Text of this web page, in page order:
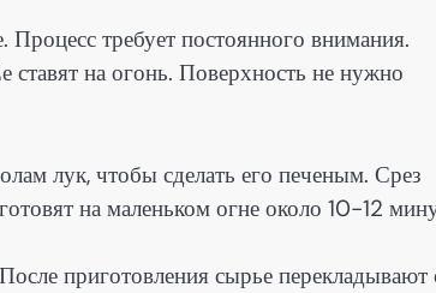
требует постоянного внимания.
на огонь. Поверхность не нужно
лук, чтобы сделать его печеным. Срез
на маленьком огне около 10-12
приготовления сырье перекладывают